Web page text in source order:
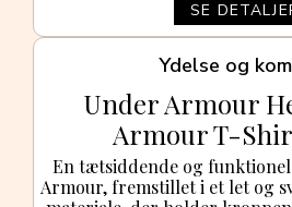
SE
Ydelse og
Under Armour
Armour T-
En tætsiddende og
Armour, fremstillet i et let og